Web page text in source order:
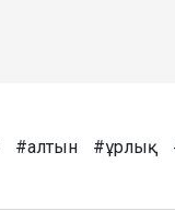
#алтын #ұрлық